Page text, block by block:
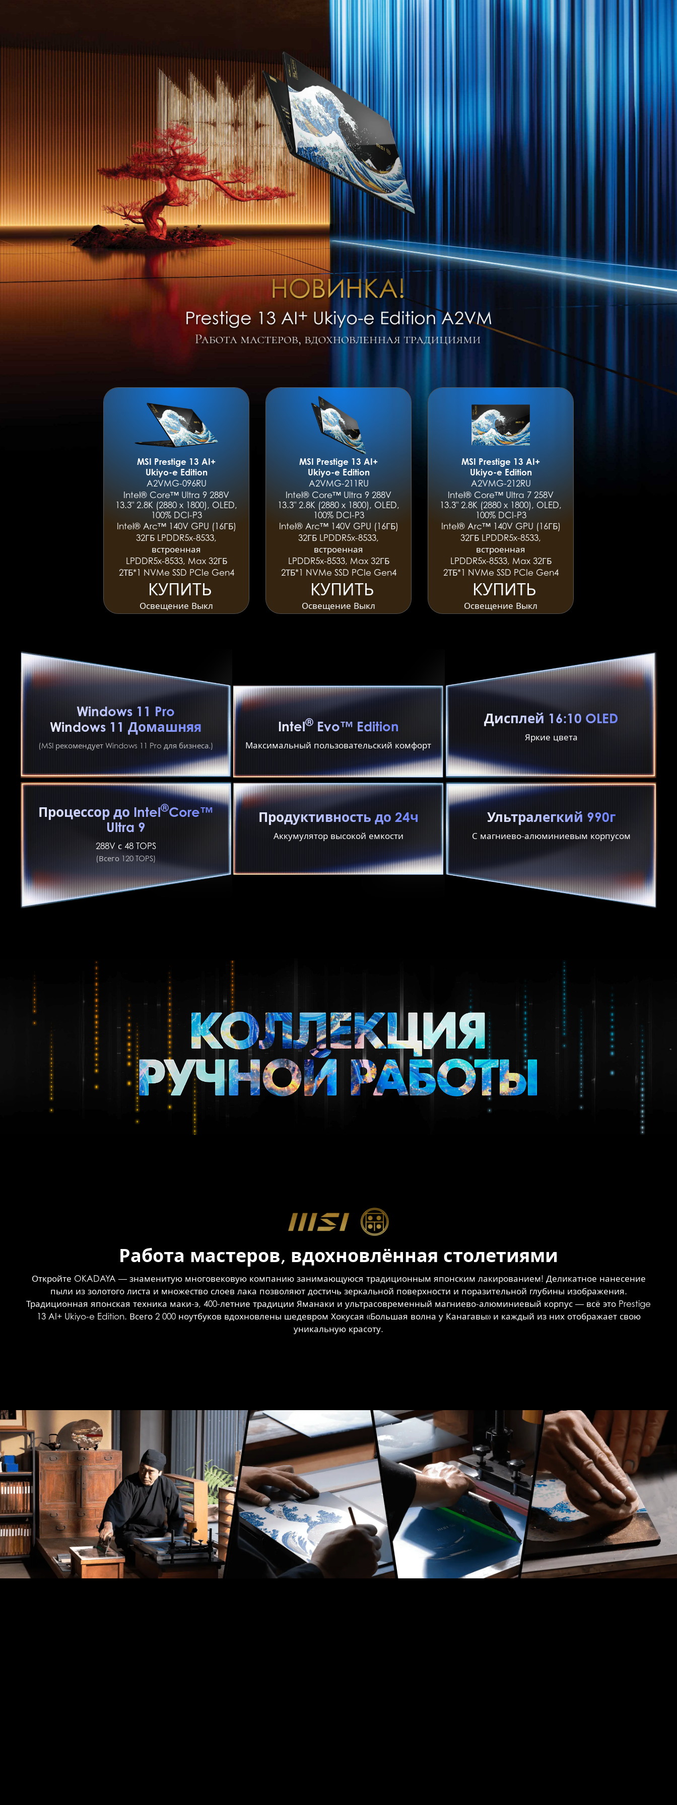
MSI Prestige 13 AI+
Ukiyo-e Edition
A2VMG-096RU
Intel® Core™ Ultra 9 288V
13.3" 2.8K (2880 x 1800), OLED,
100% DCI-P3
Intel® Arc™ 140V GPU (16ГБ)
32ГБ LPDDR5x-8533,
встроенная
LPDDR5x-8533, Max 32ГБ
2ТБ*1 NVMe SSD PCIe Gen4
КУПИТЬ
КУПИТЬ
Освещение Выкл
MSI Prestige 13 AI+
Ukiyo-e Edition
A2VMG-211RU
Intel® Core™ Ultra 9 288V
13.3" 2.8K (2880 x 1800), OLED,
100% DCI-P3
Intel® Arc™ 140V GPU (16ГБ)
32ГБ LPDDR5x-8533,
встроенная
LPDDR5x-8533, Max 32ГБ
2ТБ*1 NVMe SSD PCIe Gen4
КУПИТЬ
КУПИТЬ
Освещение Выкл
MSI Prestige 13 AI+
Ukiyo-e Edition
A2VMG-212RU
Intel® Core™ Ultra 7 258V
13.3" 2.8K (2880 x 1800), OLED,
100% DCI-P3
Intel® Arc™ 140V GPU (16ГБ)
32ГБ LPDDR5x-8533,
встроенная
LPDDR5x-8533, Max 32ГБ
2ТБ*1 NVMe SSD PCIe Gen4
КУПИТЬ
КУПИТЬ
Освещение Выкл
Windows 11 Pro
Windows 11 Домашняя
(MSI рекомендует Windows 11 Pro для бизнеса.)
Intel®Evo™ Edition
Максимальный пользовательский комфорт
Дисплей 16:10 OLED
Яркие цвета
Процессор до Intel®Core™
Ultra 9
288V с 48 TOPS
(Всего 120 TOPS)
Продуктивность до 24ч
Аккумулятор высокой емкости
Ультралегкий 990г
С магниево-алюминиевым корпусом
Работа мастеров, вдохновлённая столетиями
Откройте OKADAYA — знаменитую многовековую компанию занимающуюся традиционным японским лакированием! Деликатное нанесение
пыли из золотого листа и множество слоев лака позволяют достичь зеркальной поверхности и поразительной глубины изображения.
Традиционная японская техника маки-э, 400-летние традиции Яманаки и ультрасовременный магниево-алюминиевый корпус — всё это Prestige
13 AI+ Ukiyo-e Edition. Всего 2 000 ноутбуков вдохновлены шедевром Хокусая «Большая волна у Канагавы» и каждый из них отображает свою
уникальную красоту.